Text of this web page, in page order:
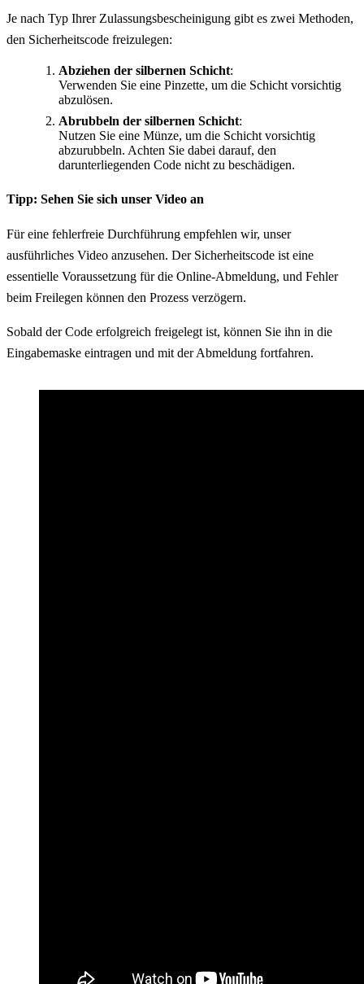
Je nach Typ Ihrer Zulassungsbescheinigung gibt es zwei Methoden,
den Sicherheitscode freizulegen:
Abziehen der silbernen Schicht:
Verwenden Sie eine Pinzette, um die Schicht vorsichtig
abzulösen.
Abrubbeln der silbernen Schicht:
Nutzen Sie eine Münze, um die Schicht vorsichtig
abzurubbeln. Achten Sie dabei darauf, den
darunterliegenden Code nicht zu beschädigen.
Tipp: Sehen Sie sich unser Video an
Für eine fehlerfreie Durchführung empfehlen wir, unser
ausführliches Video anzusehen. Der Sicherheitscode ist eine
essentielle Voraussetzung für die Online-Abmeldung, und Fehler
beim Freilegen können den Prozess verzögern.
Sobald der Code erfolgreich freigelegt ist, können Sie ihn in die
Eingabemaske eintragen und mit der Abmeldung fortfahren.